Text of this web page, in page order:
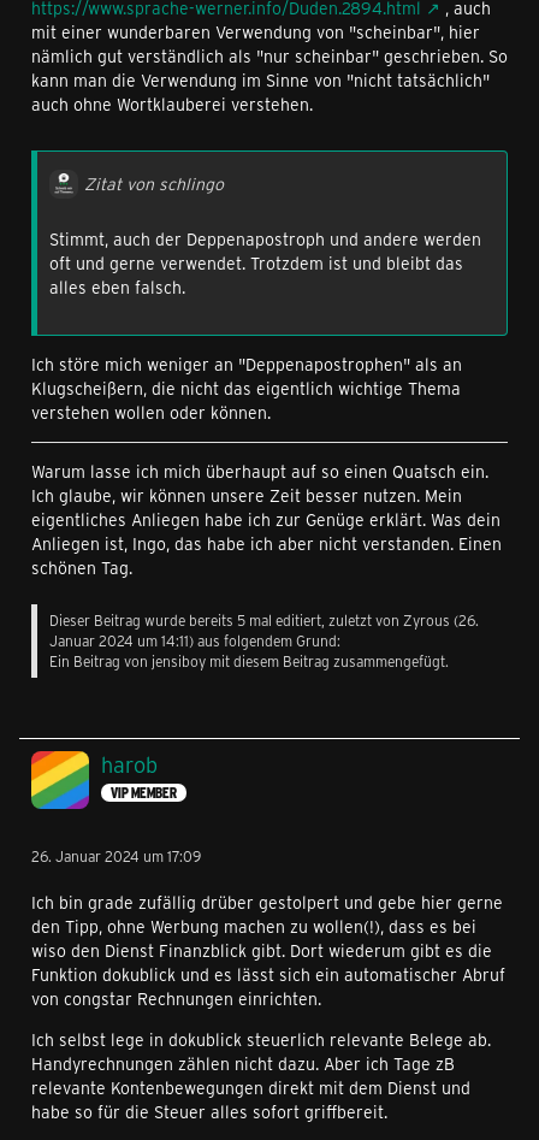
https://www.sprache-werner.info/Duden.2894.html
, auch
mit einer wunderbaren Verwendung von "scheinbar", hier
nämlich gut verständlich als "nur scheinbar" geschrieben. So
kann man die Verwendung im Sinne von "nicht tatsächlich"
auch ohne Wortklauberei verstehen.
Zitat von schlingo
Stimmt, auch der Deppenapostroph und andere werden
oft und gerne verwendet. Trotzdem ist und bleibt das
alles eben falsch.
Ich störe mich weniger an "Deppenapostrophen" als an
Klugscheißern, die nicht das eigentlich wichtige Thema
verstehen wollen oder können.
Warum lasse ich mich überhaupt auf so einen Quatsch ein.
Ich glaube, wir können unsere Zeit besser nutzen. Mein
eigentliches Anliegen habe ich zur Genüge erklärt. Was dein
Anliegen ist, Ingo, das habe ich aber nicht verstanden. Einen
schönen Tag.
Dieser Beitrag wurde bereits 5 mal editiert, zuletzt von Zyrous (26.
Januar 2024 um 14:11) aus folgendem Grund:
Ein Beitrag von jensiboy mit diesem Beitrag zusammengefügt.
harob
VIP MEMBER
26. Januar 2024 um 17:09
Ich bin grade zufällig drüber gestolpert und gebe hier gerne
den Tipp, ohne Werbung machen zu wollen(!), dass es bei
wiso den Dienst Finanzblick gibt. Dort wiederum gibt es die
Funktion dokublick und es lässt sich ein automatischer Abruf
von congstar Rechnungen einrichten.
Ich selbst lege in dokublick steuerlich relevante Belege ab.
Handyrechnungen zählen nicht dazu. Aber ich Tage zB
relevante Kontenbewegungen direkt mit dem Dienst und
habe so für die Steuer alles sofort griffbereit.